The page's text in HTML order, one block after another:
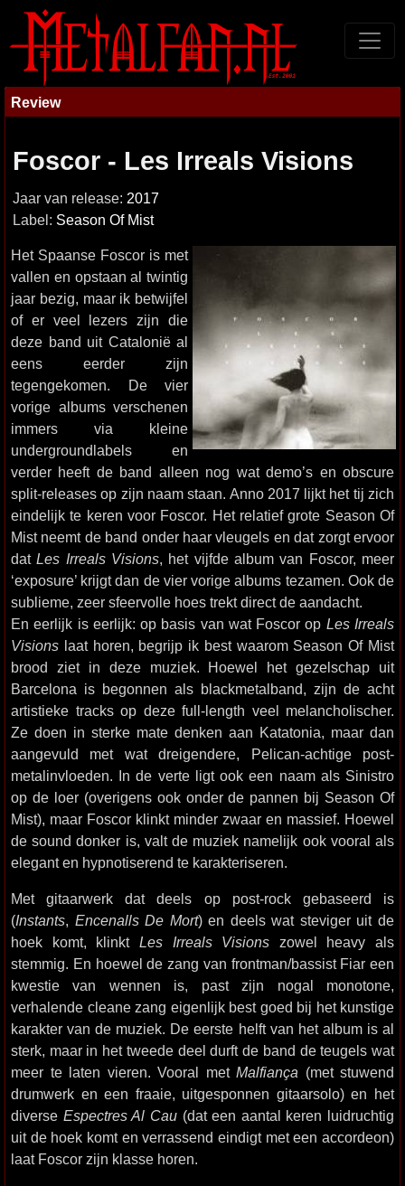
Review
Foscor - Les Irreals Visions
Jaar van release: 2017
Label: Season Of Mist
Het Spaanse Foscor is met
vallen en opstaan al twintig
jaar bezig, maar ik betwijfel
of er veel lezers zijn die
deze band uit Catalonië al
eens eerder zijn
tegengekomen. De vier
vorige albums verschenen
immers via kleine
undergroundlabels en
verder heeft de band alleen nog wat demo’s en obscure
split-releases op zijn naam staan. Anno 2017 lijkt het tij zich
eindelijk te keren voor Foscor. Het relatief grote Season Of
Mist neemt de band onder haar vleugels en dat zorgt ervoor
datLes Irreals Visions, het vijfde album van Foscor, meer
‘exposure’ krijgt dan de vier vorige albums tezamen. Ook de
sublieme, zeer sfeervolle hoes trekt direct de aandacht.
En eerlijk is eerlijk: op basis van wat Foscor op Les Irreals
Visions laat horen, begrijp ik best waarom Season Of Mist
brood ziet in deze muziek. Hoewel het gezelschap uit
Barcelona is begonnen als blackmetalband, zijn de acht
artistieke tracks op deze full-length veel melancholischer.
Ze doen in sterke mate denken aan Katatonia, maar dan
aangevuld met wat dreigendere, Pelican-achtige post-
metalinvloeden. In de verte ligt ook een naam als Sinistro
op de loer (overigens ook onder de pannen bij Season Of
Mist), maar Foscor klinkt minder zwaar en massief. Hoewel
de sound donker is, valt de muziek namelijk ook vooral als
elegant en hypnotiserend te karakteriseren.
Met gitaarwerk dat deels op post-rock gebaseerd is
(Instants, Encenalls De Mort) en deels wat steviger uit de
hoek komt, klinkt Les Irreals Visions zowel heavy als
stemmig. En hoewel de zang van frontman/bassist Fiar een
kwestie van wennen is, past zijn nogal monotone,
verhalende cleane zang eigenlijk best goed bij het kunstige
karakter van de muziek. De eerste helft van het album is al
sterk, maar in het tweede deel durft de band de teugels wat
meer te laten vieren. Vooral met Malfiança (met stuwend
drumwerk en een fraaie, uitgesponnen gitaarsolo) en het
diverse Espectres Al Cau(dat een aantal keren luidruchtig
uit de hoek komt en verrassend eindigt met een accordeon)
laat Foscor zijn klasse horen.